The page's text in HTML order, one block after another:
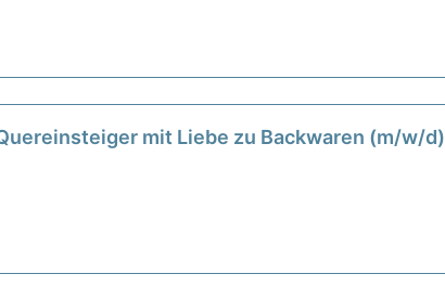
mit Liebe zu Backwaren (m/w/d)